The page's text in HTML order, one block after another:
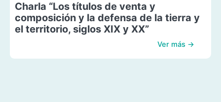
Charla “Los títulos de venta y
composición y la defensa de la tierra y
el territorio, siglos XIX y XX”
Ver más →